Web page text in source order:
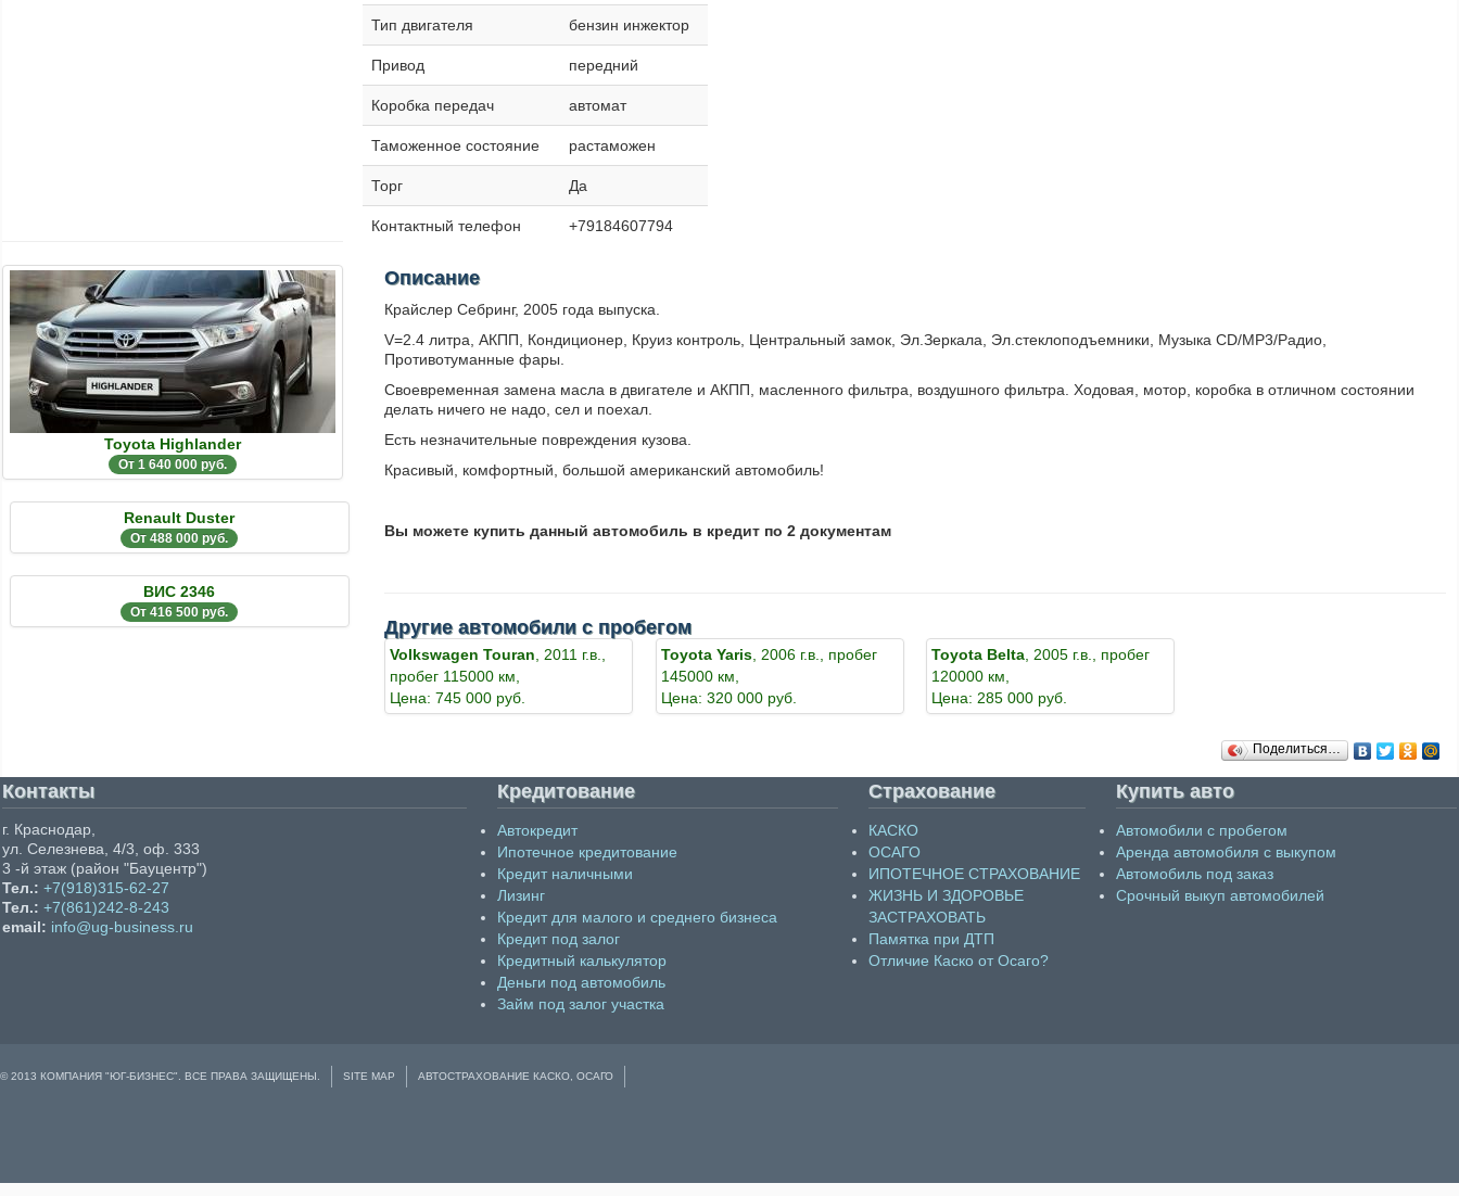
Toyota Highlander
От 1 640 000 руб.
Renault Duster
От 488 000 руб.
ВИС 2346
От 416 500 руб.
Тип двигателя бензин инжектор
Привод передний
Коробка передач автомат
Таможенное состояние растаможен
Торг Да
Контактный телефон +79184607794
Описание
Крайслер Себринг, 2005 года выпуска.
V=2.4 литра, АКПП, Кондиционер, Круиз контроль, Центральный замок, Эл.Зеркала, Эл.стеклоподъемники, Музыка CD/МР3/Радио,
Противотуманные фары.
Своевременная замена масла в двигателе и АКПП, масленного фильтра, воздушного фильтра. Ходовая, мотор, коробка в отличном состоянии
делать ничего не надо, сел и поехал.
Есть незначительные повреждения кузова.
Красивый, комфортный, большой американский автомобиль!
Вы можете купить данный автомобиль в кредит по 2 документам
Другие автомобили с пробегом
Volkswagen Touran , 2011 г.в.,
пробег 115000 км,
Цена: 745 000 руб.
Toyota Yaris, 2006 г.в., пробег
145000 км,
Цена: 320 000 руб.
Toyota Belta , 2005 г.в., пробег
120000 км,
Цена: 285 000 руб.
Поделиться…
Контакты
г. Краснодар,
ул. Селезнева, 4/3, оф. 333
3 -й этаж (район "Бауцентр")
Тел.: +7(918)315-62-27
Тел.: +7(861)242-8-243
email: info@ug-business.ru
Кредитование
Автокредит
Ипотечное кредитование
Кредит наличными
Лизинг
Кредит для малого и среднего бизнеса
Кредит под залог
Кредитный калькулятор
Деньги под автомобиль
Займ под залог участка
Страхование
КАСКО
ОСАГО
ИПОТЕЧНОЕ СТРАХОВАНИЕ
ЖИЗНЬ И ЗДОРОВЬЕ
ЗАСТРАХОВАТЬ
Памятка при ДТП
Отличие Каско от Осаго?
Купить авто
Автомобили с пробегом
Аренда автомобиля с выкупом
Автомобиль под заказ
Срочный выкуп автомобилей
© 2013 КОМПАНИЯ "ЮГ-БИЗНЕС". ВСЕ ПРАВА ЗАЩИЩЕНЫ. SITE MAP АВТОСТРАХОВАНИЕ КАСКО, ОСАГО